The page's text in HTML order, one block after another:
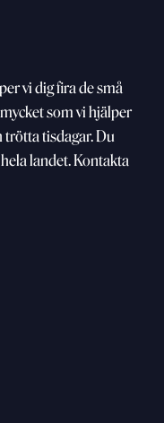
vi dig fira de små
som vihjälper
tröttatisdagar. Du
landet. Kontakta